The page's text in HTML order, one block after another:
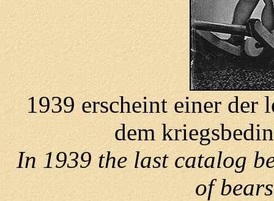
1939 erscheint einer der
dem
In 1939 the last catalog
of